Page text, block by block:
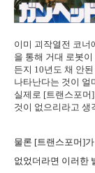
이미 괴작열전 코너
을 통해 거대 로봇
든지 10년도 채 안
나타난다는 것이 얼
실제로 [트랜스포머
것이 없으리라고 생
물론 [트랜스포머]
없었더라면 이러한